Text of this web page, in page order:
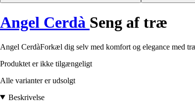
Angel Cerdà Seng af træ
Angel CerdàForkæl dig selv med komfort og elegance med
Produktet er ikke tilgængeligt
Alle varianter er udsolgt
Beskrivelse